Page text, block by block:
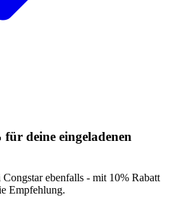
deine eingeladenen
ebenfalls - mit 10% Rabatt
Empfehlung.